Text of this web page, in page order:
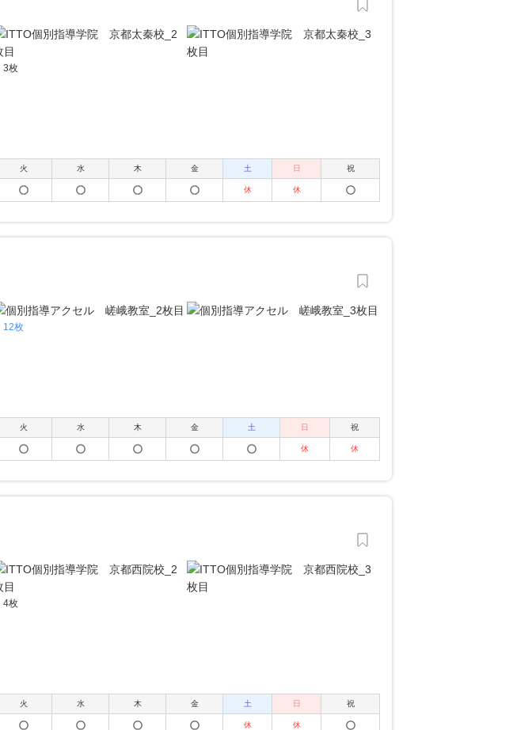
3枚
火 水 木 金 土 日 祝
休 休
12枚
火 水 木 金 土 日 祝
休 休
4枚
火 水 木 金 土 日 祝
休 休